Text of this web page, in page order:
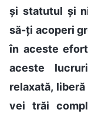
și statutul și
să-ți acoperi
în aceste
aceste
relaxată,
vei trăi